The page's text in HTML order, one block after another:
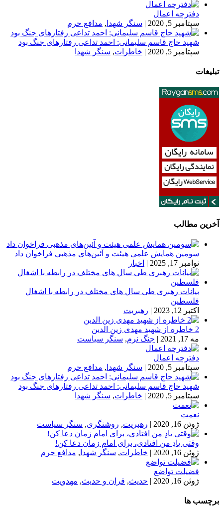
دفترچه اعمال
سپتامبر 5, 2020
| سنگر شهدا , مدافع حرم
شهید حاج قاسم سلیمانی: احمد تداعی رفتارهای جنگ بود
سپتامبر 5, 2020
| خاطرات, سنگر شهدا
تبلیغات
آخرین مطالب
سومین همایش علمی هیئت و آئین‌های مذهبی فراخوان داد
نوامبر 17, 2025
| اخبار
بیانات رهبری طی سال های مختلف در رابطه با اشغال
فلسطین
اکتبر 12, 2023
| رهبریت
2 خاطره از شهید مهدی زین الدین
مه 17, 2021
| جنگ نرم, سنگر سیاست
دفترچه اعمال
سپتامبر 5, 2020
| سنگر شهدا , مدافع حرم
شهید حاج قاسم سلیمانی: احمد تداعی رفتارهای جنگ بود
سپتامبر 5, 2020
| خاطرات, سنگر شهدا
نعمت
ژوئن 16, 2020
| رهبریت, روشنگری, سنگر سیاست
وقتی یادِ من افتادی، برای امام زمان دعا کن!
ژوئن 16, 2020
| خاطرات, سنگر شهدا , مدافع حرم
فضیلت تواضع
ژوئن 16, 2020
| حدیث, قران و حدیث, مهدویت
برچسب ها